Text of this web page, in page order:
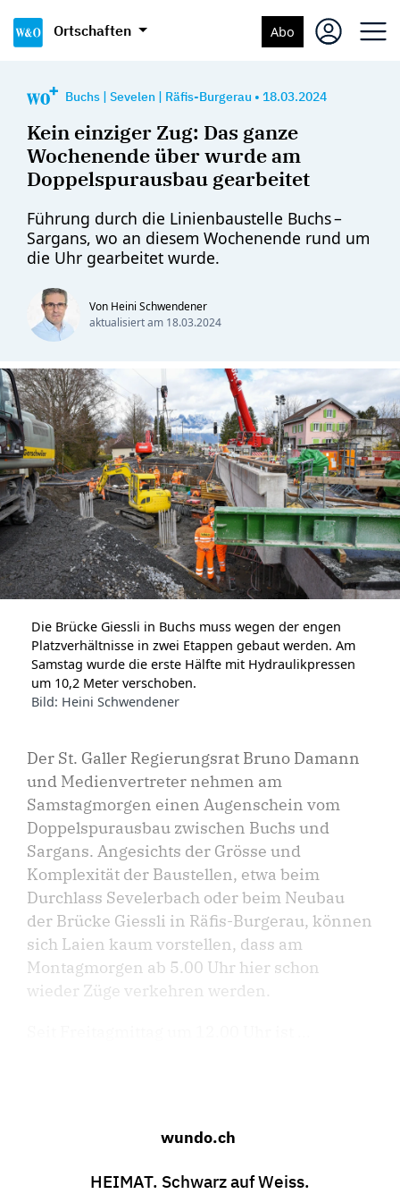
Ortschaften Abo
Buchs | Sevelen | Räfis-Burgerau • 18.03.2024
Kein einziger Zug: Das ganze
Wochenende über wurde am
Doppelspurausbau gearbeitet
Führung durch die Linienbaustelle Buchs –
Sargans, wo an diesem Wochenende rund um
die Uhr gearbeitet wurde.
Von Heini Schwendener
aktualisiert am 18.03.2024
Die Brücke Giessli in Buchs muss wegen der engen
Platzverhältnisse in zwei Etappen gebaut werden. Am
Samstag wurde die erste Hälfte mit Hydraulikpressen
um 10,2 Meter verschoben.
Bild: Heini Schwendener
Der St. Galler Regierungsrat Bruno Damann
und Medienvertreter nehmen am
Samstagmorgen einen Augenschein vom
Doppelspurausbau zwischen Buchs und
Sargans. Angesichts der Grösse und
Komplexität der Baustellen, etwa beim
Durchlass Sevelerbach oder beim Neubau
der Brücke Giessli in Räfis-Burgerau, können
sich Laien kaum vorstellen, dass am
Montagmorgen ab 5.00 Uhr hier schon
wieder Züge verkehren werden.
wundo.ch
HEIMAT. Schwarz auf Weiss.